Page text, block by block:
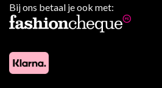
Bij ons betaal je ook met: